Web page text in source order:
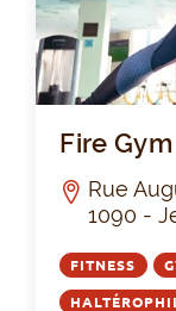
Fire Gym
Rue
1090 -
FITNESS